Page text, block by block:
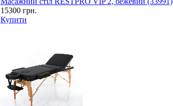
15300 грн.
Купити